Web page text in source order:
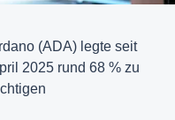
(ADA) legte seit
2025 rund 68 % zu